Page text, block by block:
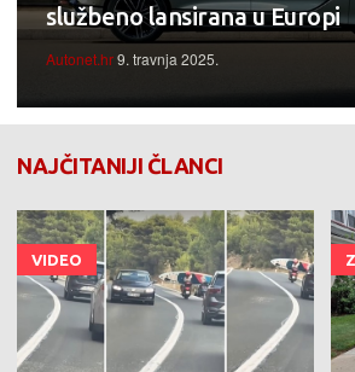
službeno lansirana u Europi
Autonet.hr9. travnja 2025.
NAJČITANIJI ČLANCI
VIDEO